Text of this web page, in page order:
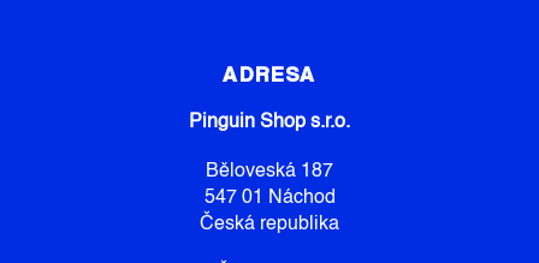
R
K
V
Ý
P
I
ADRESA
Pinguin Shop s.r.o.
Běloveská 187
547 01 Náchod
Česká republika